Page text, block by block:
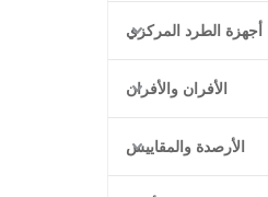
أجهزة الطرد المركزي
الأفران والأفران
الأرصدة والمقاييس